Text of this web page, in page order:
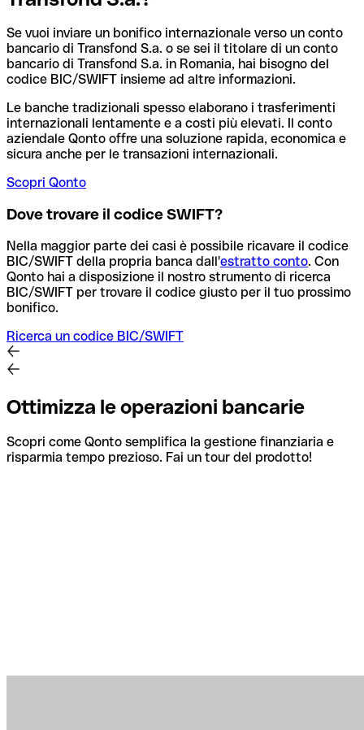
Se vuoi inviare un bonifico internazionale verso un conto
bancario di Transfond S.a. o se sei il titolare di un conto
bancario di Transfond S.a. in Romania, hai bisogno del
codice BIC/SWIFT insieme ad altre informazioni.
Le banche tradizionali spesso elaborano i trasferimenti
internazionali lentamente e a costi più elevati. Il conto
aziendale Qonto offre una soluzione rapida, economica e
sicura anche per le transazioni internazionali.
Scopri Qonto
Dove trovare il codice SWIFT?
Nella maggior parte dei casi è possibile ricavare il codice
BIC/SWIFT della propria banca dall'estratto conto. Con
Qonto hai a disposizione il nostro strumento di ricerca
BIC/SWIFT per trovare il codice giusto per il tuo prossimo
bonifico.
Ricerca un codice BIC/SWIFT
Ottimizza le operazioni bancarie
Scopri come Qonto semplifica la gestione finanziaria e
risparmia tempo prezioso. Fai un tour del prodotto!